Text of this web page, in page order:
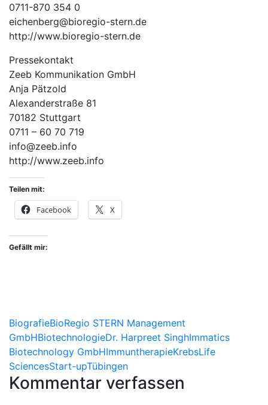
0711-870 354 0
eichenberg@bioregio-stern.de
http://www.bioregio-stern.de
Pressekontakt
Zeeb Kommunikation GmbH
Anja Pätzold
Alexanderstraße 81
70182 Stuttgart
0711 – 60 70 719
info@zeeb.info
http://www.zeeb.info
Teilen mit:
Facebook X
Gefällt mir:
BiografieBioRegio STERN Management
GmbHBiotechnologieDr. Harpreet SinghImmatics
Biotechnology GmbHImmuntherapieKrebsLife
SciencesStart-upTübingen
Kommentar verfassen